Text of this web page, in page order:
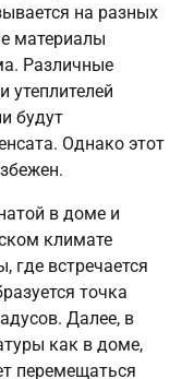
на разных
материалы
Различные
утеплителей
будут
Однако этот
в доме и
климате
где встречается
точка
Далее, в
как в доме,
перемещаться